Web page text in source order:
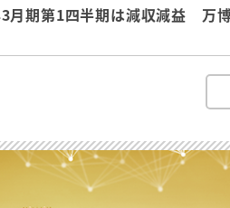
月期第1四半期は減収減益 万